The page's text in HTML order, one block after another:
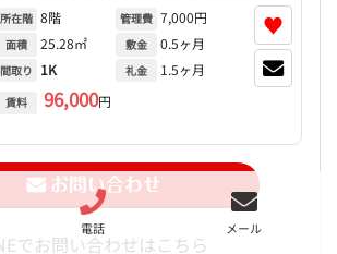
電話 メール
所在階 8階
面積 25.28㎡
間取り 1K
賃料 96,000円
管理費 7,000円
敷金 0.5ヶ月
礼金 1.5ヶ月
♥
でお問い合わせはこちら